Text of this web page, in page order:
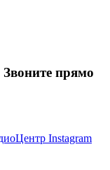
Звоните прямо